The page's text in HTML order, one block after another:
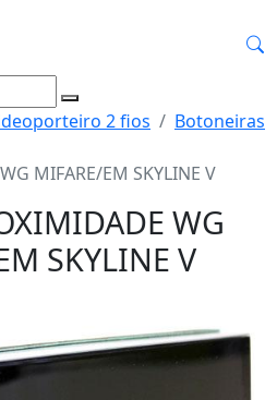
2 fios
Botoneiras
MIFARE/EM SKYLINE V
WG
SKYLINE V